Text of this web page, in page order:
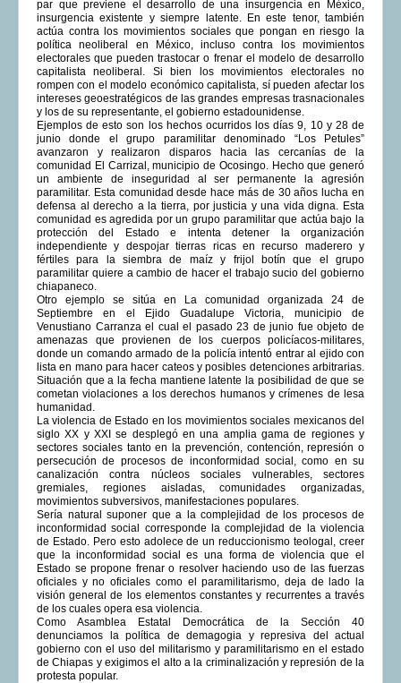
par que previene el desarrollo de una insurgencia en México,
insurgencia existente y siempre latente. En este tenor, también
actúa contra los movimientos sociales que pongan en riesgo la
política neoliberal en México, incluso contra los movimientos
electorales que pueden trastocar o frenar el modelo de desarrollo
capitalista neoliberal. Si bien los movimientos electorales no
rompen con el modelo económico capitalista, sí pueden afectar los
intereses geoestratégicos de las grandes empresas trasnacionales
y los de su representante, el gobierno estadounidense.
Ejemplos de esto son los hechos ocurridos los días 9, 10 y 28 de
junio donde el grupo paramilitar denominado “Los Petules”
avanzaron y realizaron disparos hacia las cercanías de la
comunidad El Carrizal, municipio de Ocosingo. Hecho que generó
un ambiente de inseguridad al ser permanente la agresión
paramilitar. Esta comunidad desde hace más de 30 años lucha en
defensa al derecho a la tierra, por justicia y una vida digna. Esta
comunidad es agredida por un grupo paramilitar que actúa bajo la
protección del Estado e intenta detener la organización
independiente y despojar tierras ricas en recurso maderero y
fértiles para la siembra de maíz y frijol botín que el grupo
paramilitar quiere a cambio de hacer el trabajo sucio del gobierno
chiapaneco.
Otro ejemplo se sitúa en La comunidad organizada 24 de
Septiembre en el Ejido Guadalupe Victoria, municipio de
Venustiano Carranza el cual el pasado 23 de junio fue objeto de
amenazas que provienen de los cuerpos policíacos-militares,
donde un comando armado de la policía intentó entrar al ejido con
lista en mano para hacer cateos y posibles detenciones arbitrarias.
Situación que a la fecha mantiene latente la posibilidad de que se
cometan violaciones a los derechos humanos y crímenes de lesa
humanidad.
La violencia de Estado en los movimientos sociales mexicanos del
siglo XX y XXI se desplegó en una amplia gama de regiones y
sectores sociales tanto en la prevención, contención, represión o
persecución de procesos de inconformidad social, como en su
canalización contra núcleos sociales vulnerables, sectores
gremiales, regiones aisladas, comunidades organizadas,
movimientos subversivos, manifestaciones populares.
Sería natural suponer que a la complejidad de los procesos de
inconformidad social corresponde la complejidad de la violencia
de Estado. Pero esto adolece de un reduccionismo teologal, creer
que la inconformidad social es una forma de violencia que el
Estado se propone frenar o resolver haciendo uso de las fuerzas
oficiales y no oficiales como el paramilitarismo, deja de lado la
visión general de los elementos constantes y recurrentes a través
de los cuales opera esa violencia.
Como Asamblea Estatal Democrática de la Sección 40
denunciamos la política de demagogia y represiva del actual
gobierno con el uso del militarismo y paramilitarismo en el estado
de Chiapas y exigimos el alto a la criminalización y represión de la
protesta popular.